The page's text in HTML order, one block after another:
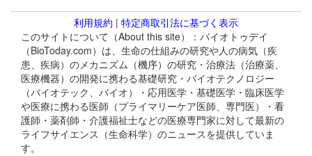
利用規約 | 特定商取引法に基づく表示
このサイトについて（About this site）：バイオトゥデイ
（BioToday.com）は、生命の仕組みの研究や人の病気（疾
患、疾病）のメカニズム（機序）の研究・治療法（治療薬、
医療機器）の開発に携わる基礎研究・バイオテクノロジー
（バイオテック、バイオ）・応用医学・基礎医学・臨床医学
や医療に携わる医師（プライマリーケア医師、専門医）・看
護師・薬剤師・介護福祉士などの医療専門家に対して最新の
ライフサイエンス（生命科学）のニュースを提供していま
す。